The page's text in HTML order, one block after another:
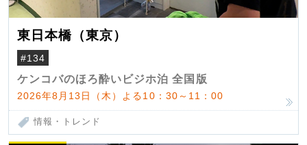
東日本橋（東京）
#134
ケンコバのほろ酔いビジホ泊 全国版
2026年8月13日（木）よる10：30～11：00
情報・トレンド